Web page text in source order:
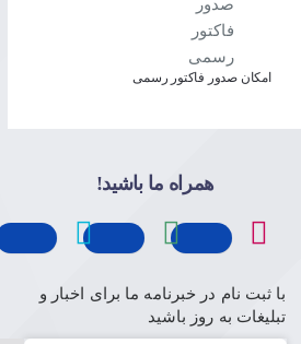
امکان صدور فاکتور رسمی
همراه ما باشید!
با ثبت نام در خبرنامه ما برای اخبار و
تبلیغات به روز باشید